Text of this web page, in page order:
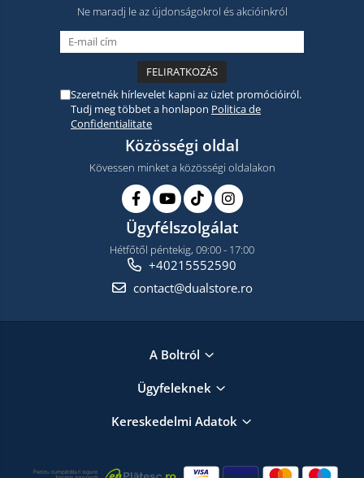
Ne maradj le az újdonságokrol és akcióinkról
Szeretnék hírlevelet kapni az üzlet promócióiról.
Tudj meg többet a honlapon Politica de
Confidentialitate
Közösségi oldal
Kövessen minket a közösségi oldalakon
Ügyfélszolgálat
Hétfőtől péntekig, 09:00 - 17:00
+40215552590
contact@dualstore.ro
A Boltról
Ügyfeleknek
Kereskedelmi Adatok